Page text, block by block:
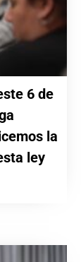
6 de
la
ley